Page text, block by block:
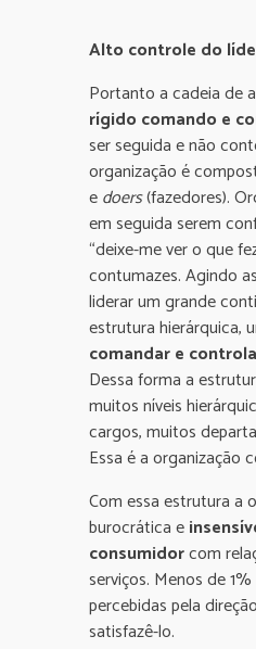
Alto controle do
Portanto a cadeia de
rígido comando e
ser seguida e não
organização é
edoers(fazedores).
em seguida serem
“deixe-me ver o que
contumazes. Agindo
liderar um grande
estrutura hierárquica,
comandar e
Dessa forma a
muitos níveis
cargos, muitos
Essa é a organização
Com essa estrutura a
burocrática e
consumidorcom
serviços. Menos de
percebidas pela
satisfazê-lo.